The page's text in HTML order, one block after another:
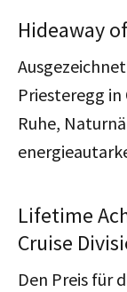
Hideaway
Priesteregg
Ruhe,
Lifetime
Cruise
Den Preis für